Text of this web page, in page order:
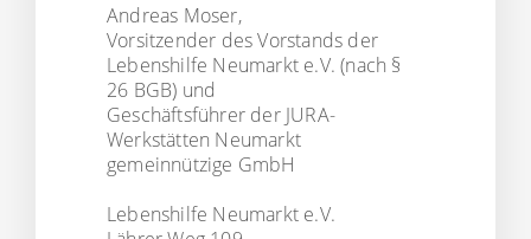
Andreas Moser,
Vorsitzender des Vorstands der
Lebenshilfe Neumarkt e.V. (nach §
26 BGB) und
Geschäftsführer der JURA-
Werkstätten Neumarkt
gemeinnützige GmbH
Lebenshilfe Neumarkt e.V.